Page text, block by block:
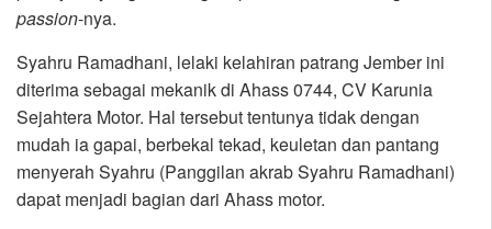
passion-nya.
Syahru Ramadhani, lelaki kelahiran patrang Jember ini
diterima sebagai mekanik di Ahass 0744, CV Karunia
Sejahtera Motor. Hal tersebut tentunya tidak dengan
mudah ia gapai, berbekal tekad, keuletan dan pantang
menyerah Syahru (Panggilan akrab Syahru Ramadhani)
dapat menjadi bagian dari Ahass motor.